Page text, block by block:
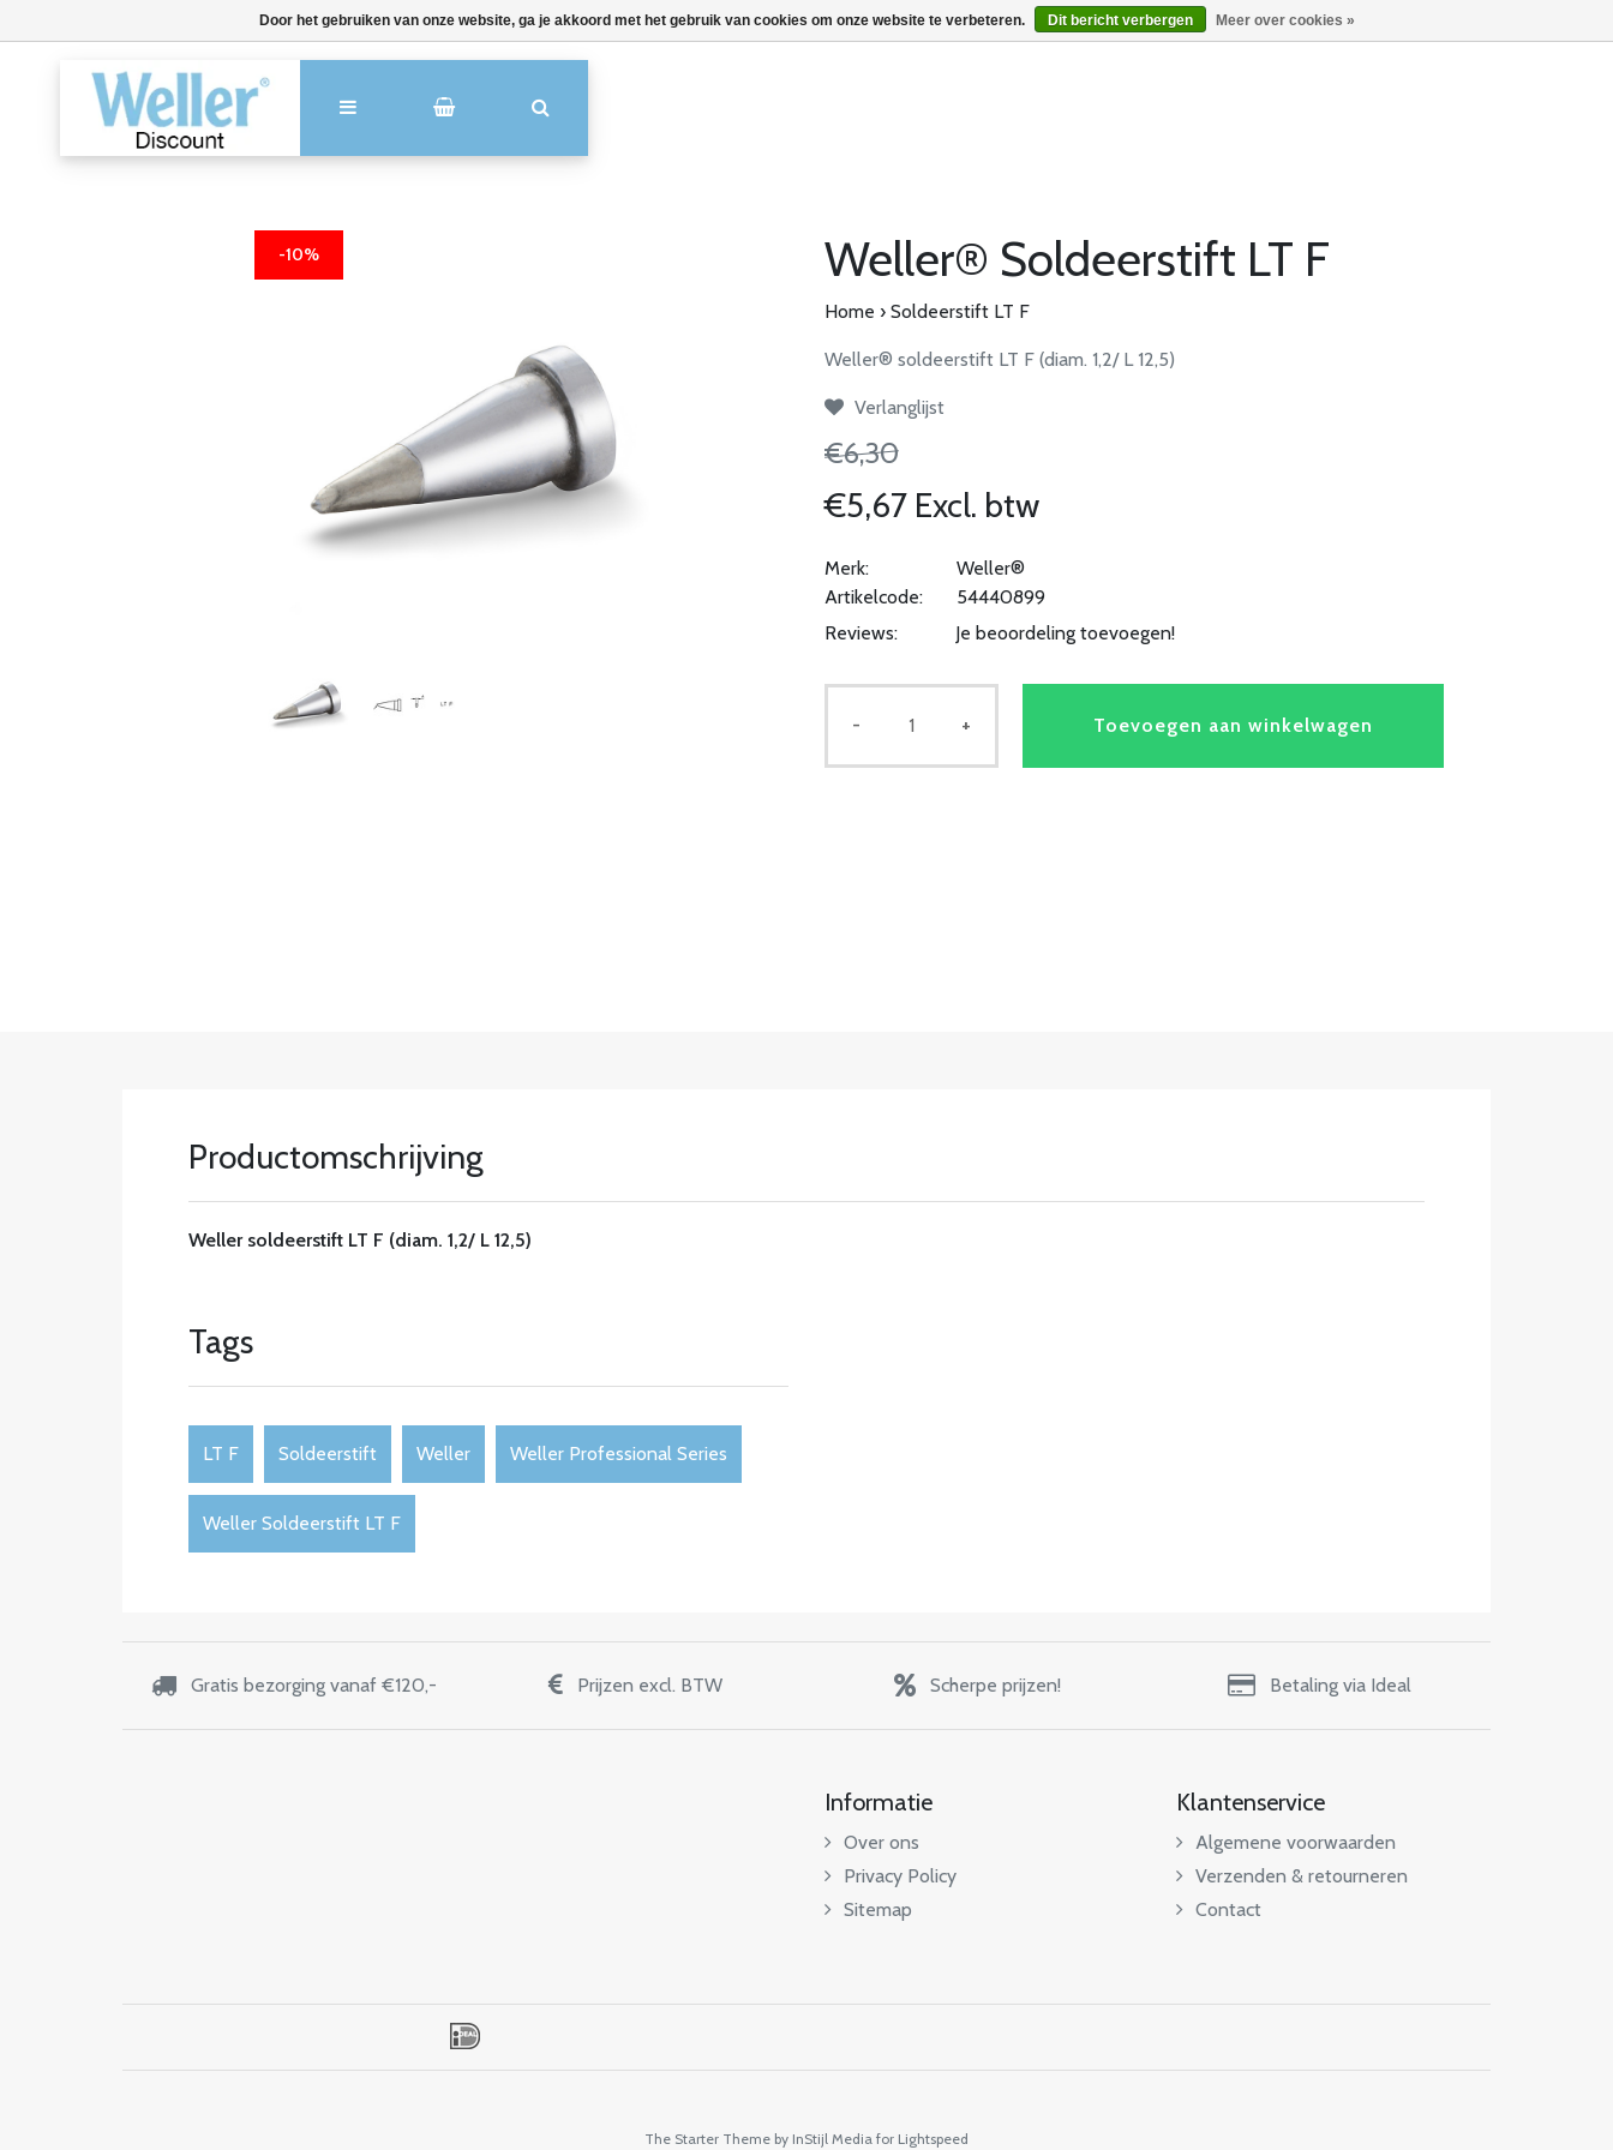
-10%
-10% Weller® Soldeerstift LT F
Home › Soldeerstift LT F
Weller® soldeerstift LT F (diam. 1,2/ L 12,5)
Verlanglijst
€6,30
€5,67 Excl. btw
Merk:
Weller®
Artikelcode:
54440899
Reviews:
Je beoordeling toevoegen!
- + Toevoegen aan winkelwagen
Productomschrijving
Weller soldeerstift LT F (diam. 1,2/ L 12,5)
Tags
LT F Soldeerstift Weller Weller Professional Series
Weller Soldeerstift LT F
Gratis bezorging vanaf €120,- Prijzen excl. BTW Scherpe prijzen! Betaling via Ideal
Informatie
Over ons
Privacy Policy
Sitemap
Klantenservice
Algemene voorwaarden
Verzenden & retourneren
Contact
The Starter Theme by InStijl Media for Lightspeed
Door het gebruiken van onze website, ga je akkoord met het gebruik van cookies om onze website te verbeteren. Dit bericht verbergen Meer over cookies »